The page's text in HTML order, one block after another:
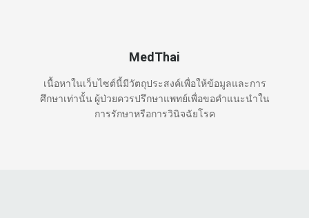
MedThai
เนื้อหาในเว็บไซต์นี้มีวัตถุประสงค์เพื่อให้ข้อมูลและการ
ศึกษาเท่านั้น ผู้ป่วยควรปรึกษาแพทย์เพื่อขอคำแนะนำใน
การรักษาหรือการวินิจฉัยโรค